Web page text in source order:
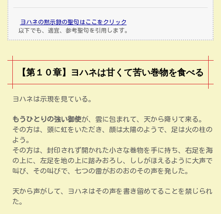
ヨハネの黙示録の聖句はここをクリック
以下でも、適宜、参考聖句を引用します。
【第１０章】ヨハネは甘くて苦い巻物を食べる
ヨハネは示現を見ている。
もうひとりの強い御使が、雲に包まれて、天から降りて来る。
その方は、頭に虹をいただき、顔は太陽のようで、足は火の柱の
よう。
その方は、封印されず開かれた小さな巻物を手に持ち、右足を海
の上に、左足を地の上に踏みおろし、ししがほえるように大声で
叫び、その叫びで、七つの雷がおのおのその声を発した。
天から声がして、ヨハネはその声を書き留めてることを禁じられ
た。